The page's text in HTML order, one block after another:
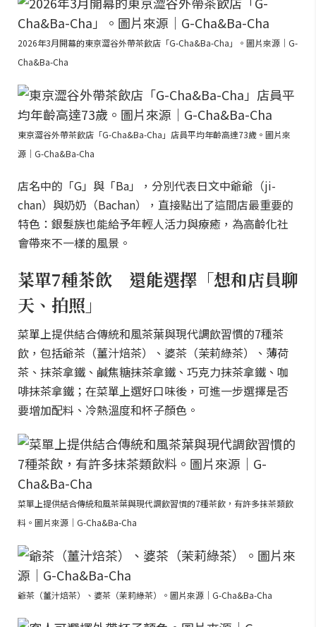
2026年3月開幕的東京澀谷外帶茶飲店「G-Cha&Ba-Cha」。圖片來源｜G-
Cha&Ba-Cha
東京澀谷外帶茶飲店「G-Cha&Ba-Cha」店員平均年齡高達73歲。圖片來
源｜G-Cha&Ba-Cha
店名中的「G」與「Ba」，分別代表日文中爺爺（ji-
chan）與奶奶（Bachan），直接點出了這間店最重要的
特色：銀髮族也能給予年輕人活力與療癒，為高齡化社
會帶來不一樣的風景。
菜單7種茶飲 還能選擇「想和店員聊
天、拍照」
菜單上提供結合傳統和風茶葉與現代調飲習慣的7種茶
飲，包括爺茶（薑汁焙茶）、婆茶（茉莉綠茶）、薄荷
茶、抹茶拿鐵、鹹焦糖抹茶拿鐵、巧克力抹茶拿鐵、咖
啡抹茶拿鐵；在菜單上選好口味後，可進一步選擇是否
要增加配料、冷熱溫度和杯子顏色。
菜單上提供結合傳統和風茶葉與現代調飲習慣的7種茶飲，有許多抹茶類飲
料。圖片來源｜G-Cha&Ba-Cha
爺茶（薑汁焙茶）、婆茶（茉莉綠茶）。圖片來源｜G-Cha&Ba-Cha